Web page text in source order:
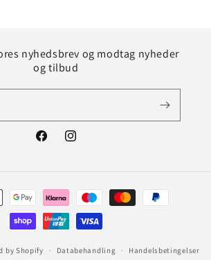
nyhedsbrev og modtag nyheder
og tilbud
FacebookInstagram
by Shopify Databehandling Handelsbetingelser